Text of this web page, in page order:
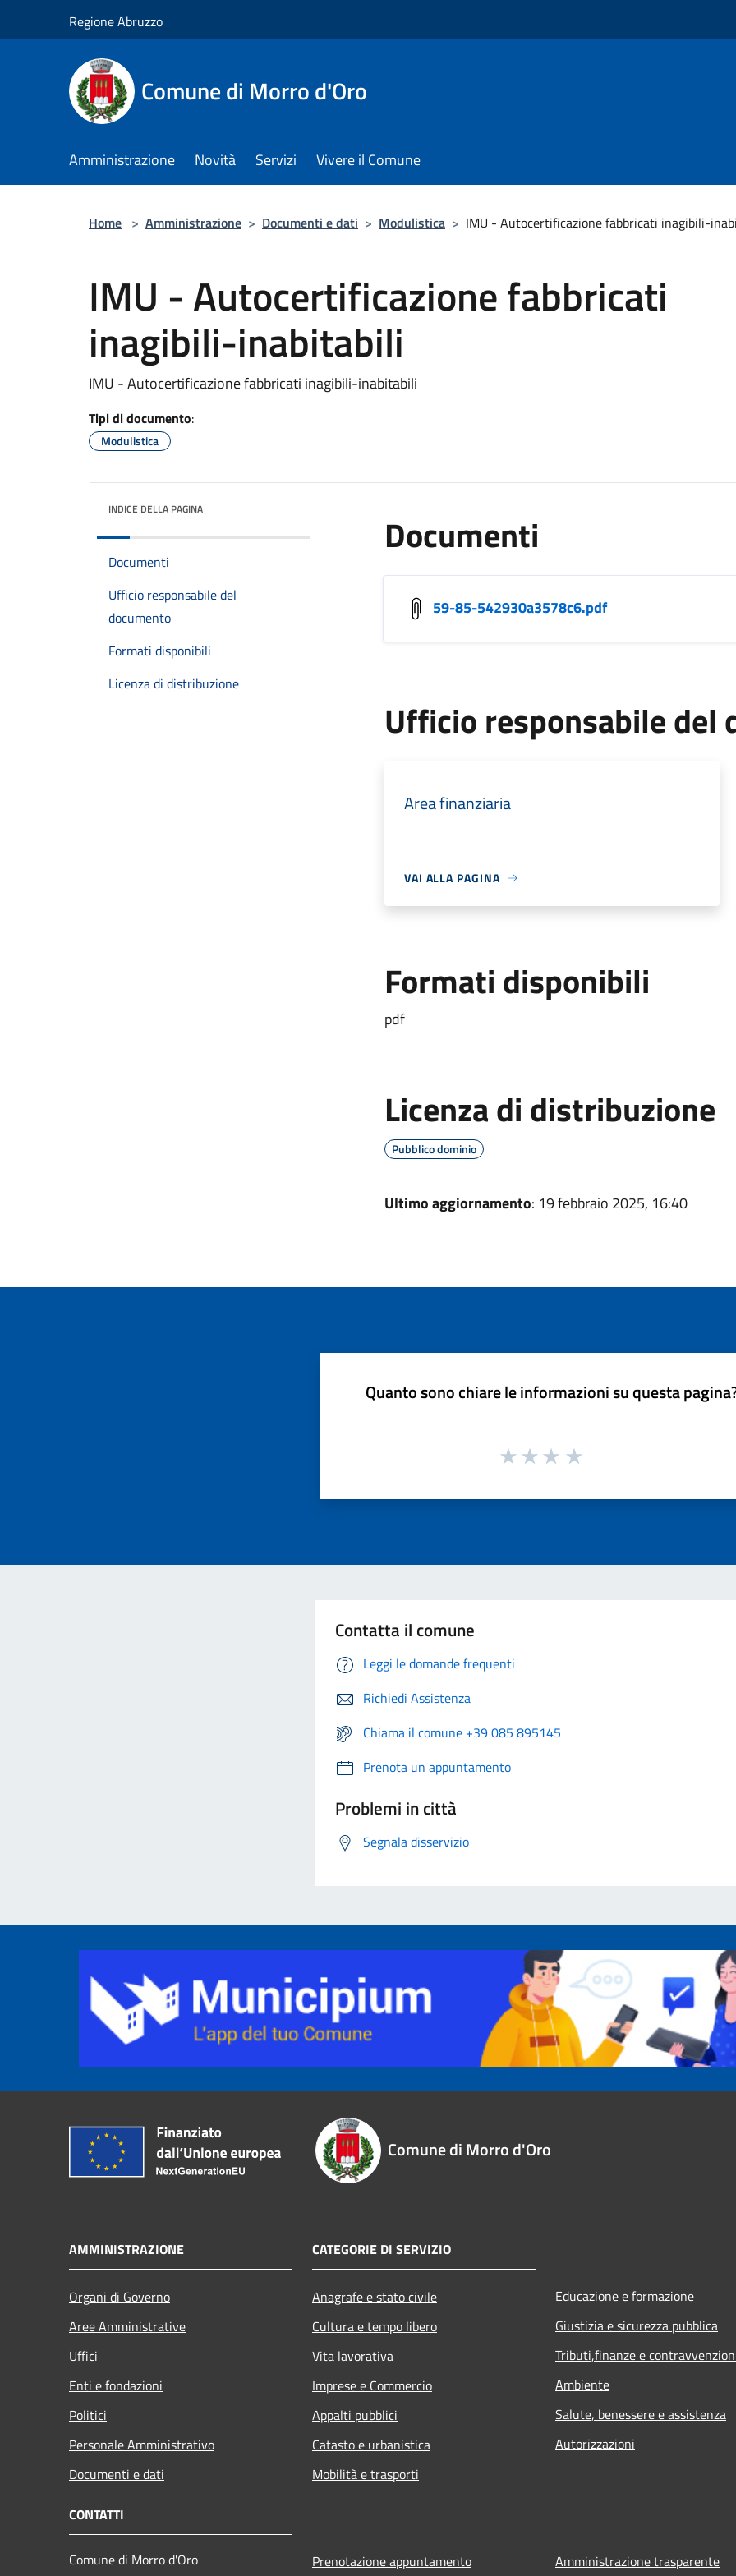
Regione Abruzzo
Comune di Morro d'Oro
Amministrazione Novità Servizi Vivere il Comune
Home > Amministrazione > Documenti e dati > Modulistica > IMU - Autocertificazione fabbricati inagibili-
IMU - Autocertificazione fabbricati
inagibili-inabitabili
IMU - Autocertificazione fabbricati inagibili-inabitabili
Tipi di documento:
Modulistica
INDICE DELLA PAGINA
Documenti
Ufficio responsabile del
documento
Formati disponibili
Licenza di distribuzione
Documenti
59-85-542930a3578c6.pdf
Ufficio responsabile del
Area finanziaria
VAI ALLA PAGINA
Formati disponibili
pdf
Licenza di distribuzione
Pubblico dominio
Ultimo aggiornamento: 19 febbraio 2025, 16:40
Quanto sono chiare le informazioni su questa
Contatta il comune
Leggi le domande frequenti
Richiedi Assistenza
Chiama il comune +39 085 895145
Prenota un appuntamento
Problemi in città
Segnala disservizio
Comune di Morro d'Oro
AMMINISTRAZIONE
Organi di Governo
Aree Amministrative
Uffici
Enti e fondazioni
Politici
Personale Amministrativo
Documenti e dati
CATEGORIE DI SERVIZIO
Anagrafe e stato civile
Cultura e tempo libero
Vita lavorativa
Imprese e Commercio
Appalti pubblici
Catasto e urbanistica
Mobilità e trasporti
Educazione e formazione
Giustizia e sicurezza pubblica
Tributi,finanze e
Ambiente
Salute, benessere e assistenza
Autorizzazioni
CONTATTI
Comune di Morro d'Oro
Prenotazione appuntamento Amministrazione trasparente